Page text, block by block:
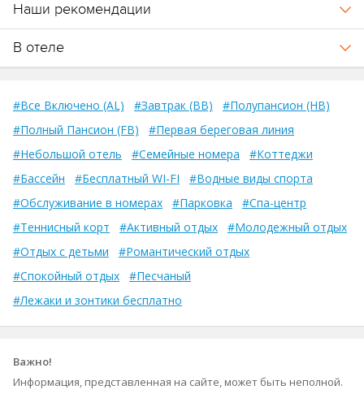
Наши рекомендации
В отеле
#Все Включено (AL) #Завтрак (BB)
#Полупансион (HB)
#Полный Пансион (FB)
#Первая береговая линия
#Небольшой отель
#Семейные номера
#Коттеджи
#Бассейн
#Бесплатный WI-FI
#Водные виды спорта
#Обслуживание в номерах
#Парковка
#Спа-центр
#Теннисный корт
#Активный отдых
#Молодежный отдых
#Отдых с детьми
#Романтический отдых
#Спокойный отдых
#Песчаный
#Лежаки и зонтики бесплатно
Важно!
Информация, представленная на сайте, может быть неполной.